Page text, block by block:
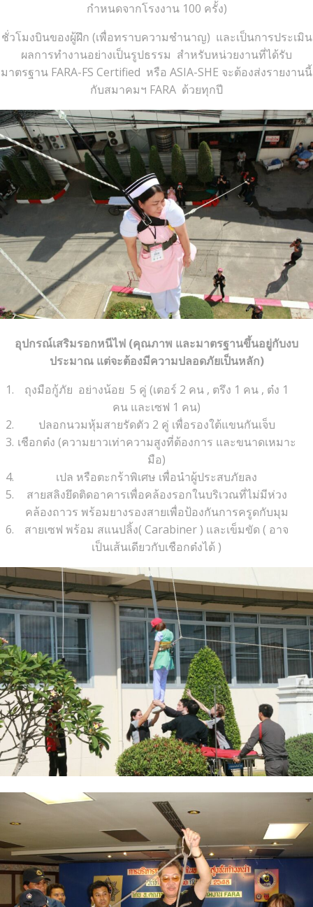
กำหนดจากโรงงาน 100 ครั้ง)
ชั่วโมงบินของผู้ฝึก (เพื่อทราบความชำนาญ) และเป็นการประเมิน
ผลการทำงานอย่างเป็นรูปธรรม สำหรับหน่วยงานที่ได้รับ
มาตรฐาน FARA-FS Certified หรือ ASIA-SHE จะต้องส่งรายงานนี้
กับสมาคมฯ FARA ด้วยทุกปี
อุปกรณ์เสริมรอกหนีไฟ (คุณภาพ และมาตรฐานขึ้นอยู่กับงบ
ประมาณ แต่จะต้องมีความปลอดภัยเป็นหลัก)
ถุงมือกู้ภัย อย่างน้อย 5 คู่ (เตอร์ 2 คน , ตรึง 1 คน , ต๋ง 1
คน และเซฟ 1 คน)
ปลอกนวมหุ้มสายรัดตัว 2 คู่ เพื่อรองใต้แขนกันเจ็บ
เชือกต๋ง (ความยาวเท่าความสูงที่ต้องการ และขนาดเหมาะ
มือ)
เปล หรือตะกร้าพิเศษ เพื่อนำผู้ประสบภัยลง
สายสลิงยึดติดอาคารเพื่อคล้องรอกในบริเวณที่ไม่มีห่วง
คล้องถาวร พร้อมยางรองสายเพื่อป้องกันการครูดกับมุม
สายเซฟ พร้อม สแนปลิ้ง( Carabiner ) และเข็มขัด ( อาจ
เป็นเส้นเดียวกับเชือกต๋งได้ )